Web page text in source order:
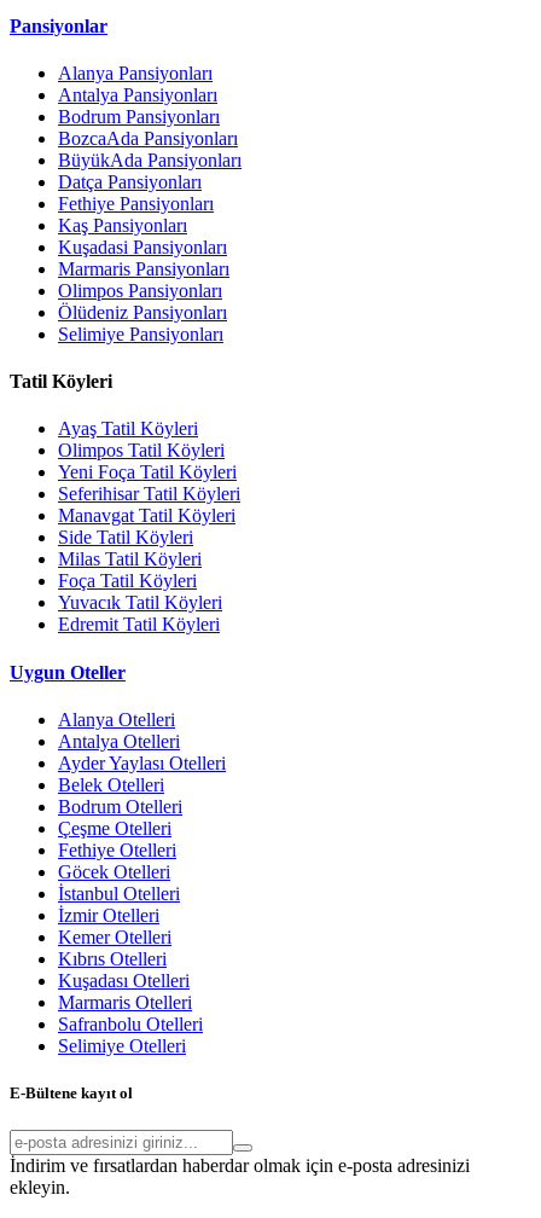
Pansiyonlar
Alanya Pansiyonları
Antalya Pansiyonları
Bodrum Pansiyonları
BozcaAda Pansiyonları
BüyükAda Pansiyonları
Datça Pansiyonları
Fethiye Pansiyonları
Kaş Pansiyonları
Kuşadasi Pansiyonları
Marmaris Pansiyonları
Olimpos Pansiyonları
Ölüdeniz Pansiyonları
Selimiye Pansiyonları
Tatil Köyleri
Ayaş Tatil Köyleri
Olimpos Tatil Köyleri
Yeni Foça Tatil Köyleri
Seferihisar Tatil Köyleri
Manavgat Tatil Köyleri
Side Tatil Köyleri
Milas Tatil Köyleri
Foça Tatil Köyleri
Yuvacık Tatil Köyleri
Edremit Tatil Köyleri
Uygun Oteller
Alanya Otelleri
Antalya Otelleri
Ayder Yaylası Otelleri
Belek Otelleri
Bodrum Otelleri
Çeşme Otelleri
Fethiye Otelleri
Göcek Otelleri
İstanbul Otelleri
İzmir Otelleri
Kemer Otelleri
Kıbrıs Otelleri
Kuşadası Otelleri
Marmaris Otelleri
Safranbolu Otelleri
Selimiye Otelleri
E-Bültene kayıt ol
İndirim ve fırsatlardan haberdar olmak için e-posta adresinizi
ekleyin.